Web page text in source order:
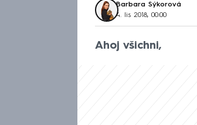
Barbara Sýkorová
4. lis 2018, 00:00
Ahoj všichni,